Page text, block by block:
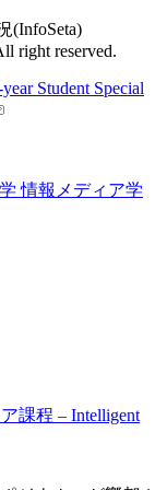
(InfoSeta)
right reserved.
Student Special
情報メディア学
課程 – Intelligent